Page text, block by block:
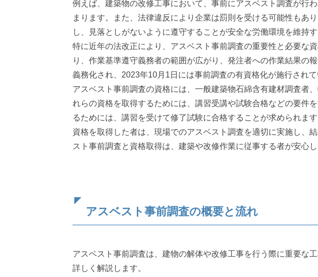
例えば、建築物の改修工事において、事前にアスベスト調査が行
まります。また、法律違反により企業は罰則を受ける可能性もあ
し、見落としがないように遵守することが安全な労働環境を維持す
特に近年の法改正により、アスベスト事前調査の重要性と必要な
り、作業基準遵守義務者の範囲が広がり、発注者への作業結果の
義務化され、2023年10月1日には事前調査の有資格化が施行されて
アスベスト事前調査の資格には、一般建築物石綿含有建材調査者
れらの資格を取得するためには、講習受講や試験合格などの要件
るためには、講習を受けて修了試験に合格することが求められます
資格を取得した者は、現場でのアスベスト調査を適切に実施し、
スト事前調査と資格取得は、建築や改修作業に従事する者が安心
アスベスト事前調査の概要と流れ
アスベスト事前調査は、建物の解体や改修工事を行う際に重要な
詳しく解説します。